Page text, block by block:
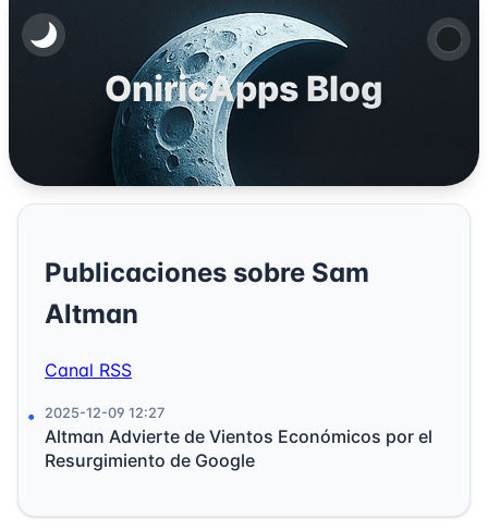
OniricApps Blog
Publicaciones sobre Sam
Altman
Canal RSS
2025-12-09 12:27
Altman Advierte de Vientos Económicos por el
Resurgimiento de Google